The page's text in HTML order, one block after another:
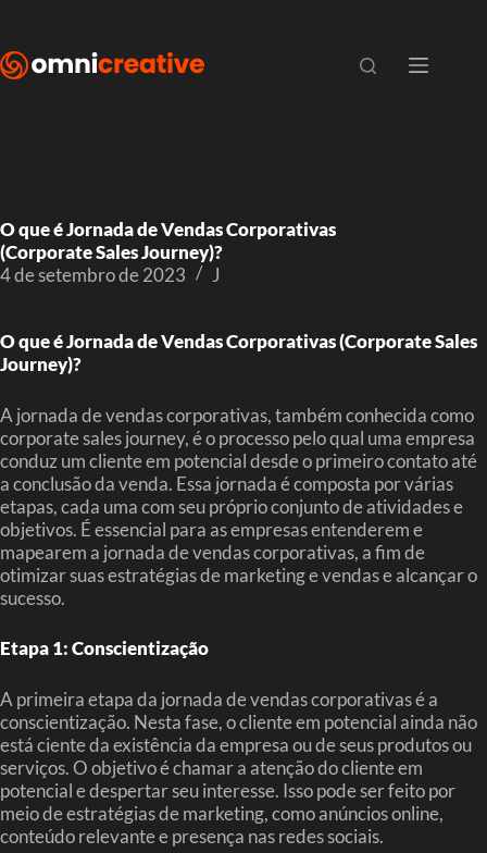
O que é Jornada de Vendas Corporativas
(Corporate Sales Journey)?
4 de setembro de 2023
J
O que é Jornada de Vendas Corporativas (Corporate Sales
Journey)?
A jornada de vendas corporativas, também conhecida como
corporate sales journey, é o processo pelo qual uma empresa
conduz um cliente em potencial desde o primeiro contato até
a conclusão da venda. Essa jornada é composta por várias
etapas, cada uma com seu próprio conjunto de atividades e
objetivos. É essencial para as empresas entenderem e
mapearem a jornada de vendas corporativas, a fim de
otimizar suas estratégias de marketing e vendas e alcançar o
sucesso.
Etapa 1: Conscientização
A primeira etapa da jornada de vendas corporativas é a
conscientização. Nesta fase, o cliente em potencial ainda não
está ciente da existência da empresa ou de seus produtos ou
serviços. O objetivo é chamar a atenção do cliente em
potencial e despertar seu interesse. Isso pode ser feito por
meio de estratégias de marketing, como anúncios online,
conteúdo relevante e presença nas redes sociais.